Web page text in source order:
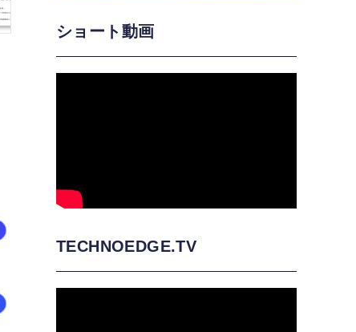
ショート動画
TECHNOEDGE.TV